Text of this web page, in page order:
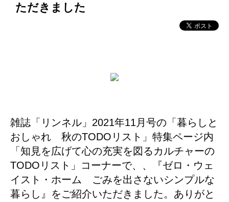
ただきました
雑誌「リンネル」2021年11月号の「暮らしと
おしゃれ 秋のTODOリスト」特集ページ内
「知見を広げて心の充実を図るカルチャーの
TODOリスト」コーナーで、、『ゼロ・ウェ
イスト・ホーム ごみを出さないシンプルな
暮らし』をご紹介いただきました。ありがと